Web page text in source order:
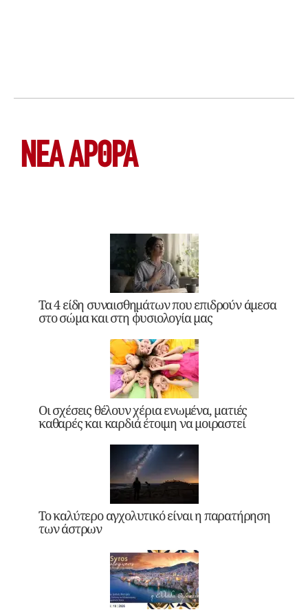
ΝΕΑ ΆΡΘΡΑ
Τα 4 είδη συναισθημάτων που επιδρούν άμεσα
στο σώμα και στη φυσιολογία μας
Οι σχέσεις θέλουν χέρια ενωμένα, ματιές
καθαρές και καρδιά έτοιμη να μοιραστεί
Το καλύτερο αγχολυτικό είναι η παρατήρηση
των άστρων